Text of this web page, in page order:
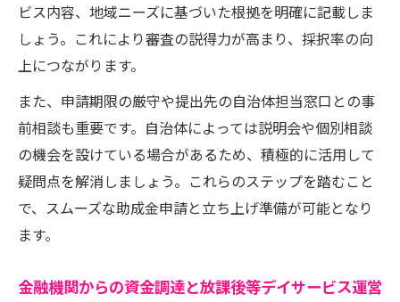
ビス内容、地域ニーズに基づいた根拠を明確に記載しま
しょう。これにより審査の説得力が高まり、採択率の向
上につながります。
また、申請期限の厳守や提出先の自治体担当窓口との事
前相談も重要です。自治体によっては説明会や個別相談
の機会を設けている場合があるため、積極的に活用して
疑問点を解消しましょう。これらのステップを踏むこと
で、スムーズな助成金申請と立ち上げ準備が可能となり
ます。
金融機関からの資金調達と放課後等デイサービス運営